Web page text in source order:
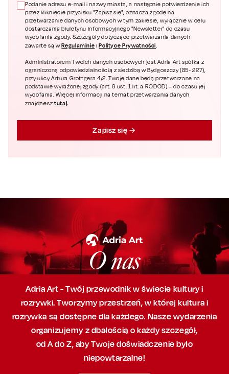
Podanie adresu e-mail i nazwy miasta, a następnie potwierdzenie ich
przez kliknięcie przycisku "Zapisz się", oznacza zgodę na
przetwarzanie danych osobowych w tym zakresie, wyłącznie w celu
dostarczania biuletynu informacyjnego "Newsletter" do czasu
wycofania zgody. Szczegóły dotyczące przetwarzania danych
zawarte są wRegulaminie iPolityce Prywatności.
Administratorem Twoich danych osobowych jest Adria Art spółka z
ograniczoną odpowiedzialnością z siedzibą w Bydgoszczy (85- 227),
przy ulicy Artura Grottgera 4/2. Twoje dane będą przetwarzane na
podstawie wyrażonej zgody (art. 6 ust. 1 lit. a RODOD) – do czasu jej
wycofania. Więcej informacji na temat przetwarzania danych
znajdziesztutaj.
Zapisz się
O nas
Adria Art - Twój przewodnik w świecie kultury i
rozrywki. Tworzymy przestrzeń,w której kultura i
rozrywka są dostępne dla każdego. Nasze wydarzenia
organizujemy z dbałością o każdy szczegół,
od A do Z, abyTwoje doświadczenie było
niepowtarzalne!